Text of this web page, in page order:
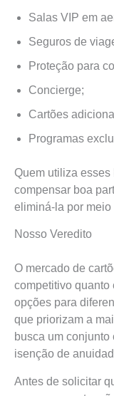
Salas VIP em
Seguros de
Proteção para
Concierge;
Cartões
Programas
Quem utiliza
compensar boa
eliminá-la por
Nosso Veredito
O mercado de
competitivo quanto
opções para
que priorizam a
busca um
isenção de
Antes de solicitar